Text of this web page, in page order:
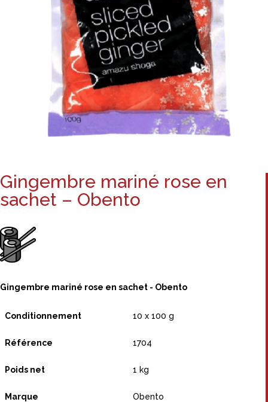
Gingembre mariné rose en
sachet – Obento
Gingembre mariné rose en sachet - Obento
Conditionnement 10 x 100 g
Référence 1704
Poids net 1 kg
Marque Obento